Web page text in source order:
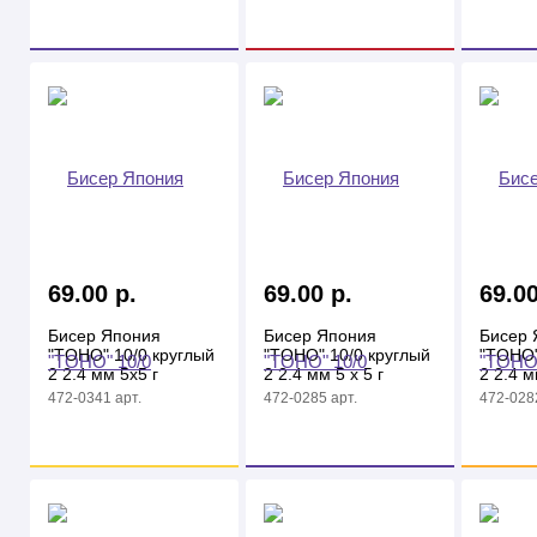
69.00 р.
Бисер Япония
"TOHO" 10/0 круглый
2 2.4 мм 5х5 г
№0005D бордовый
472-0341 арт.
69.00 р.
Бисер Япония
"TOHO" 10/0 круглый
2 2.4 мм 5 х 5 г
№0027 зеленый
472-0285 арт.
Бисер
2 2.4
№0012
472-